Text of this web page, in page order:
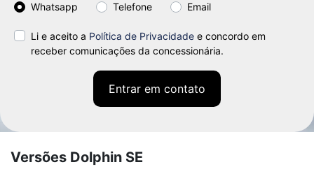
Whatsapp
Telefone Email
Li e aceito a Política de Privacidade e concordo em
receber comunicações da concessionária.
Entrar em contato
Versões Dolphin SE